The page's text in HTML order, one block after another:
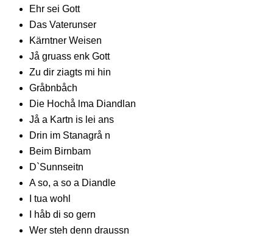
Ehr sei Gott
Das Vaterunser
Kärntner Weisen
Jå gruass enk Gott
Zu dir ziagts mi hin
Gråbnbåch
Die Hochå lma Diandlan
Jå a Kartn is lei ans
Drin im Stanagrå n
Beim Birnbam
D`Sunnseitn
A so, a so a Diandle
I tua wohl
I håb di so gern
Wer steh denn draussn